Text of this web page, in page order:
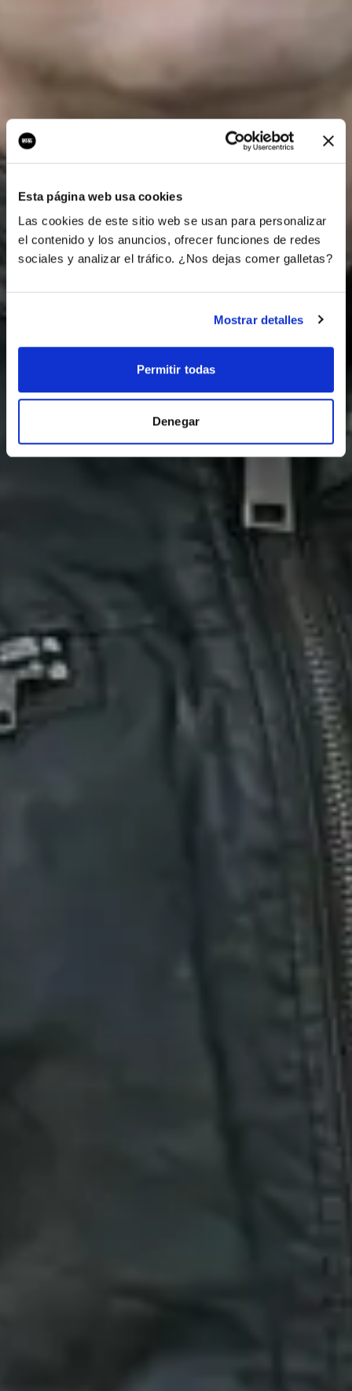
Esta página web usa cookies
Las cookies de este sitio web se usan para personalizar
el contenido y los anuncios, ofrecer funciones de redes
sociales y analizar el tráfico. ¿Nos dejas comer galletas?
Mostrar detalles
Permitir todas
Denegar